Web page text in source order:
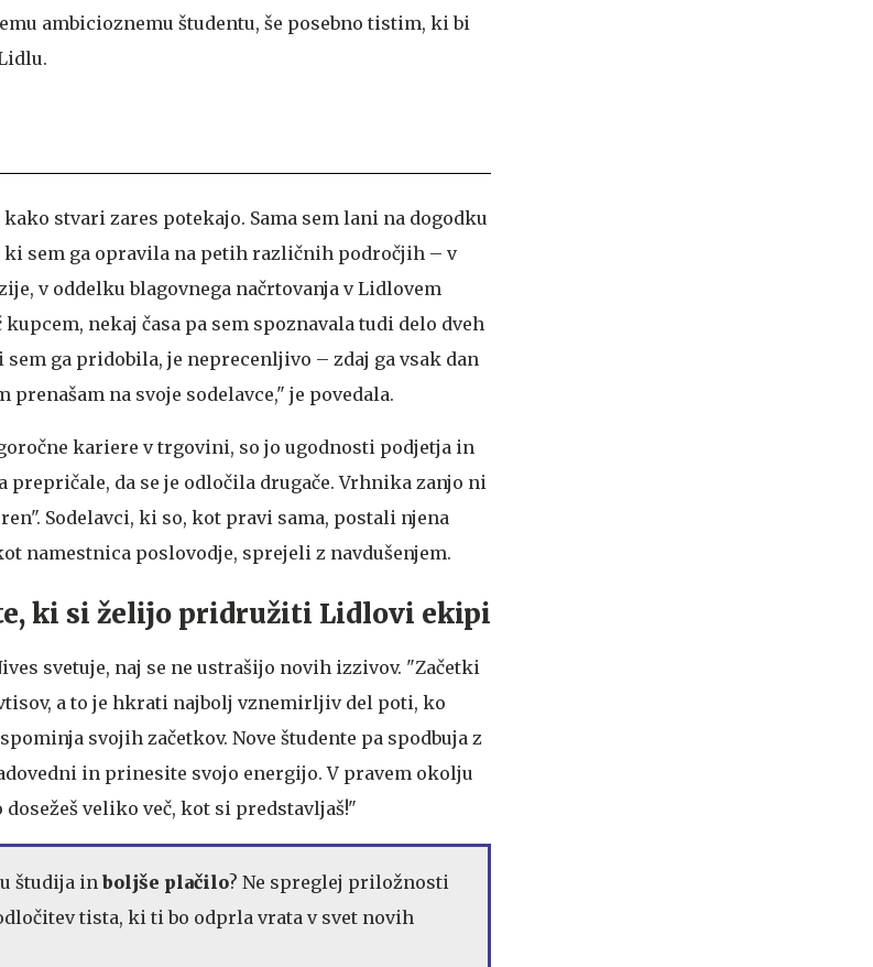
ambicioznemu študentu, še posebno tistim, ki bi
stvari zares potekajo. Sama sem lani na dogodku
sem ga opravila na petih različnih področjih – v
v oddelku blagovnega načrtovanja v Lidlovem
nekaj časa pa sem spoznavala tudi delo dveh
ga pridobila, je neprecenljivo – zdaj ga vsak dan
na svoje sodelavce," je povedala.
kariere v trgovini, so jo ugodnosti podjetja in
da se je odločila drugače. Vrhnika zanjo ni
Sodelavci, ki so, kot pravi sama, postali njena
namestnica poslovodje, sprejeli z navdušenjem.
ki si želijo pridružiti Lidlovi ekipi
svetuje, naj se ne ustrašijo novih izzivov. "Začetki
a to je hkrati najbolj vznemirljiv del poti, ko
svojih začetkov. Nove študente pa spodbuja z
in prinesite svojo energijo. V pravem okolju
veliko več, kot si predstavljaš!"
študija in boljše plačilo? Ne spreglej priložnosti
tista, ki ti bo odprla vrata v svet novih